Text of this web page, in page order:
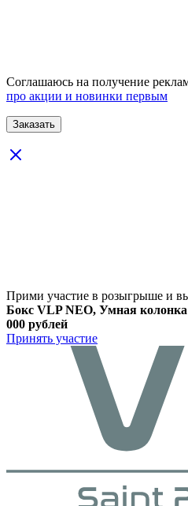
Соглашаюсь на получение
про акции и новинки первым
Прими участие в розыгрыше и
Бокс VLP NEO, Умная
000 рублей
Принять участие